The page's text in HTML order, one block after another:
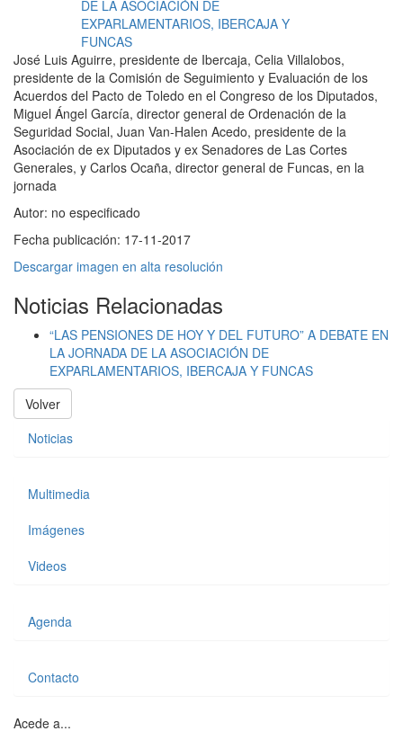
José Luis Aguirre, presidente de Ibercaja, Celia Villalobos,
presidente de la Comisión de Seguimiento y Evaluación de los
Acuerdos del Pacto de Toledo en el Congreso de los Diputados,
Miguel Ángel García, director general de Ordenación de la
Seguridad Social, Juan Van-Halen Acedo, presidente de la
Asociación de ex Diputados y ex Senadores de Las Cortes
Generales, y Carlos Ocaña, director general de Funcas, en la
jornada
Autor: no especificado
Fecha publicación: 17-11-2017
Descargar imagen en alta resolución
Noticias Relacionadas
“LAS PENSIONES DE HOY Y DEL FUTURO” A DEBATE EN
LA JORNADA DE LA ASOCIACIÓN DE
EXPARLAMENTARIOS, IBERCAJA Y FUNCAS
Volver
Noticias
Multimedia
Imágenes
Videos
Agenda
Contacto
Acede a...